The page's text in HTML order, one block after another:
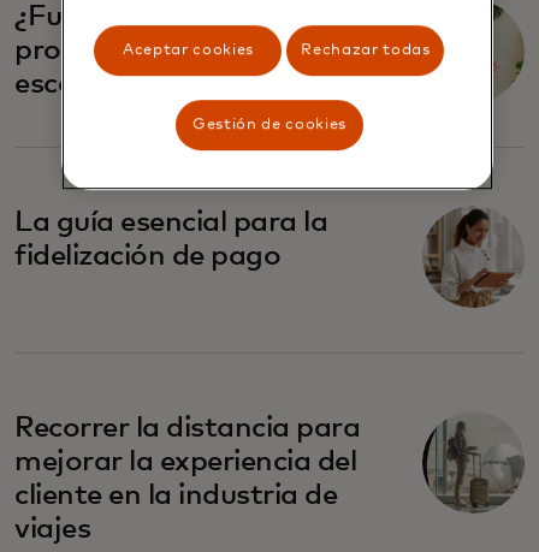
¿Funcionan los
programas de fidelización
escalonados?
La guía esencial para la
fidelización de pago
Recorrer la distancia para
mejorar la experiencia del
cliente en la industria de
viajes
Aceptar cookies Rechazar todas
Gestión de cookies